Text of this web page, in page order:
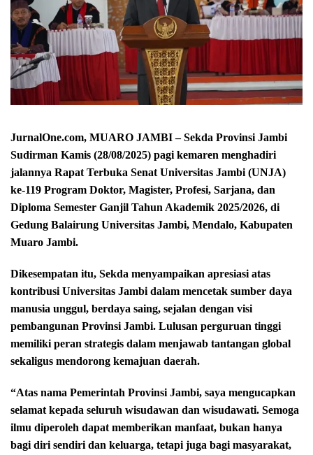
JurnalOne.com, MUARO JAMBI – Sekda Provinsi Jambi
Sudirman Kamis (28/08/2025) pagi kemaren menghadiri
jalannya Rapat Terbuka Senat Universitas Jambi (UNJA)
ke-119 Program Doktor, Magister, Profesi, Sarjana, dan
Diploma Semester Ganjil Tahun Akademik 2025/2026, di
Gedung Balairung Universitas Jambi, Mendalo, Kabupaten
Muaro Jambi.
Dikesempatan itu, Sekda menyampaikan apresiasi atas
kontribusi Universitas Jambi dalam mencetak sumber daya
manusia unggul, berdaya saing, sejalan dengan visi
pembangunan Provinsi Jambi. Lulusan perguruan tinggi
memiliki peran strategis dalam menjawab tantangan global
sekaligus mendorong kemajuan daerah.
“Atas nama Pemerintah Provinsi Jambi, saya mengucapkan
selamat kepada seluruh wisudawan dan wisudawati. Semoga
ilmu diperoleh dapat memberikan manfaat, bukan hanya
bagi diri sendiri dan keluarga, tetapi juga bagi masyarakat,